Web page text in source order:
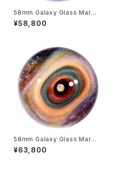
58mm Galaxy Glass Marbl
e 宇宙ガラスマーブル - オブジ
ェ no.M281
¥58,800
58mm Galaxy Glass Marbl
e 宇宙ガラスマーブル - オブジ
ェ no.M280
¥63,800